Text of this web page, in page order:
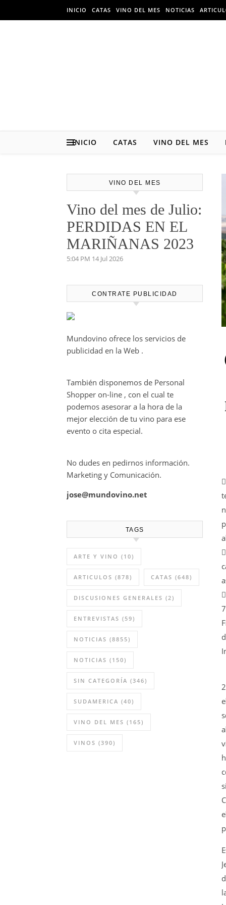
INICIO CATAS VINO DEL MES NOTICIAS
INICIO CATAS VINO DEL MES
VINO DEL MES
Vino del mes de Julio:
PERDIDAS EN EL
MARIÑANAS 2023
5:04 PM 14 Jul 2026
CONTRATE PUBLICIDAD
Mundovino ofrece los servicios de
publicidad en la Web .
También disponemos de Personal
Shopper on-line , con el cual te
podemos asesorar a la hora de la
mejor elección de tu vino para ese
evento o cita especial.
No dudes en pedirnos información.
Marketing y Comunicación.
jose@mundovino.net
TAGS
ARTE Y VINO (10)
ARTICULOS (878) CATAS (648)
DISCUSIONES GENERALES (2)
ENTREVISTAS (59)
NOTICIAS (8855)
NOTICIAS (150)
SIN CATEGORÍA (346)
SUDAMERICA (40)
VINO DEL MES (165)
VINOS (390)